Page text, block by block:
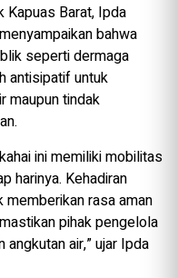
Barat, Ipda
bahwa
seperti dermaga
antisipatif untuk
maupun tindak
ini memiliki mobilitas
harinya. Kehadiran
rasa aman
pihak pengelola
air,” ujar Ipda